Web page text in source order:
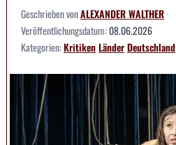
Geschrieben vonALEXANDER WALTHER
Veröffentlichungsdatum:08.06.2026
Kategorien:KritikenLänderDeutschland